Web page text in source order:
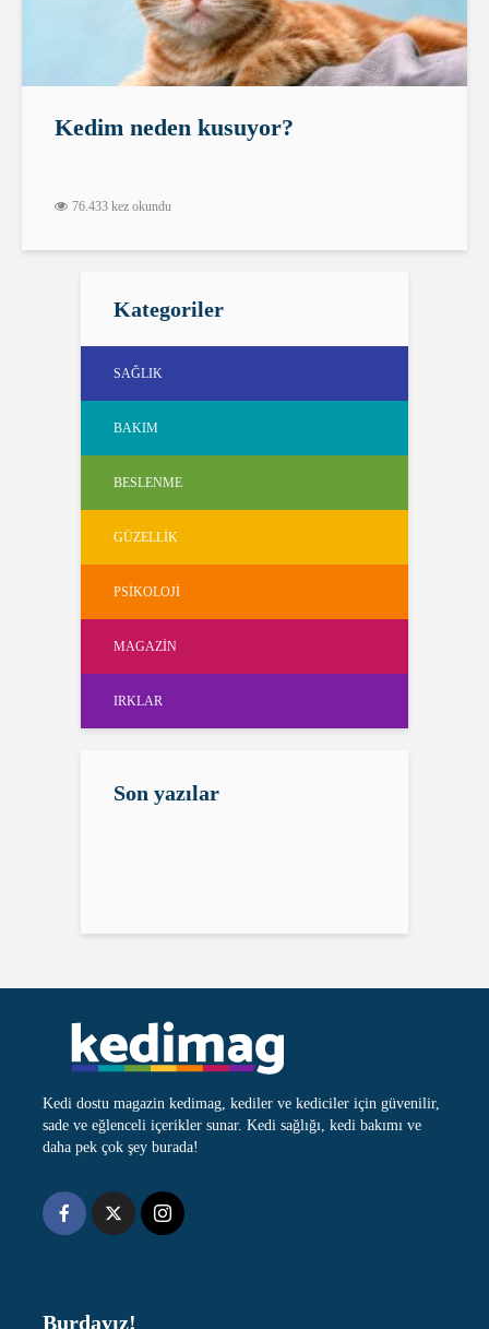
Kedim neden kusuyor?
76.433 kez okundu
Kategoriler
SAĞLIK
BAKIM
BESLENME
GÜZELLIK
PSIKOLOJI
MAGAZIN
IRKLAR
Son yazılar
Sfenks kedisi
eve alışma süreci
görülen 8 kulak
problemi
Kedi dostu magazin kedimag, kediler ve kediciler için güvenilir,
sade ve eğlenceli içerikler sunar. Kedi sağlığı, kedi bakımı ve
daha pek çok şey burada!
Burdayız!